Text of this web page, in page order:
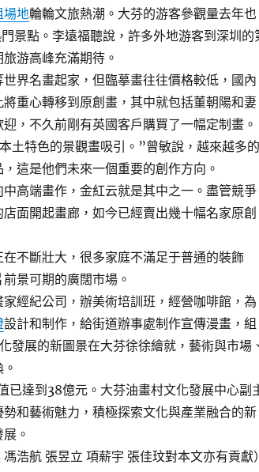
場地輪輪文旅熱潮。大芬的游客參觀量去年也
景點。李遠福聽說，許多外地游客到深圳的
游高峰充滿期待。
界名畫起家，但臨摹畫往往價格較低，國內
重心轉移到原創畫，其中就包括董朝陽和妻
，不久前剛有英國客戶購買了一幅定制畫。
特色的景觀畫吸引。”曾敏說，越來越多的
這是他們未來一個重要的創作方向。
端畫作，金紅云就是其中之一。盡管競爭
面開起畫廊，如今已經賣出幾十幅名家原創
斷壯大，很多家庭不滿足于普通的裝飾
景可期的廣闊市場。
紀公司，辦美術培訓班，經營咖啡館，為
設計和制作，給街道辦事處制作宣傳漫畫，組
發展的新圖景在大芬徐徐繪就，藝術與市場
達到38億元。大芬油畫村文化發展中心副
和藝術魅力，積極探索文化與產業融合的新
。
航 張昱立 項薪宇 張佳玟對本文亦有貢獻